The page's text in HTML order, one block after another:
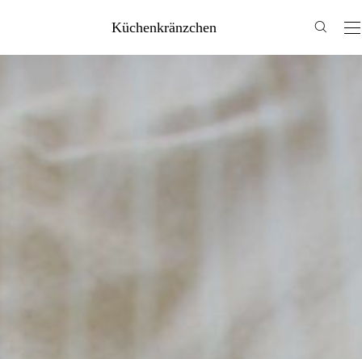
Küchenkränzchen